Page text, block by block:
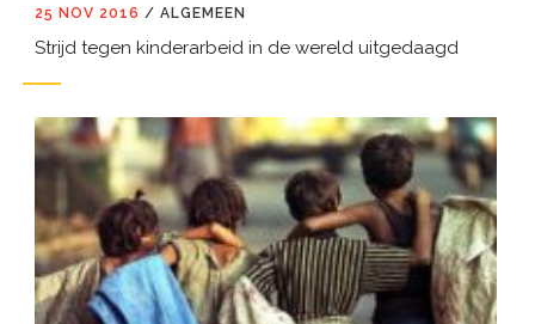
25 NOV 2016 / ALGEMEEN
Strijd tegen kinderarbeid in de wereld uitgedaagd